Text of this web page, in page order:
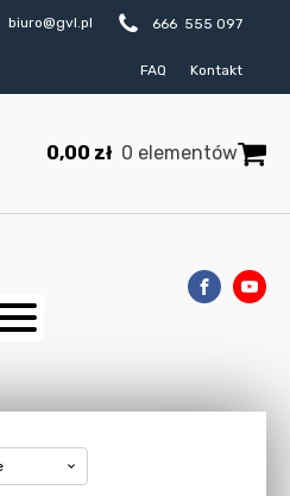
biuro@gvl.pl 666 555 097
FAQ Kontakt
0,00 zł 0 elementów